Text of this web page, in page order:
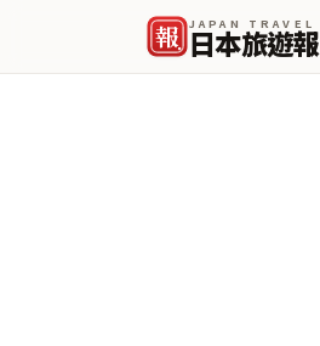
報 JAPAN TRAVEL
日本旅遊報